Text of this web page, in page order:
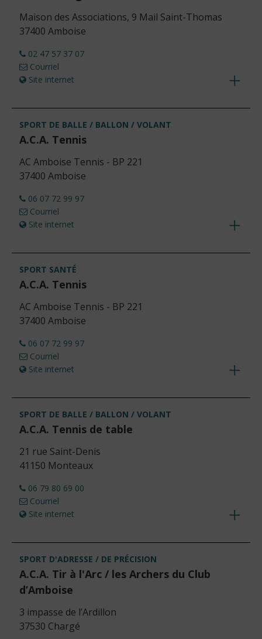
Maison des Associations, 9 Mail Saint-Thomas
37400 Amboise
02 47 57 37 07
Courriel
Site internet
les
détails
SPORT DE BALLE / BALLON / VOLANT
A.C.A. Tennis
AC Amboise Tennis - BP 221
37400 Amboise
06 07 72 99 97
Courriel
Site internet
les
détails
SPORT SANTÉ
A.C.A. Tennis
AC Amboise Tennis - BP 221
37400 Amboise
06 07 72 99 97
Courriel
Site internet
les
détails
SPORT DE BALLE / BALLON / VOLANT
A.C.A. Tennis de table
21 rue Saint-Denis
41150 Monteaux
06 79 80 69 00
Courriel
Site internet
les
détails
SPORT D'ADRESSE / DE PRÉCISION
A.C.A. Tir à l'Arc / les Archers du Club
d’Amboise
3 impasse de l’Ardillon
37530 Chargé